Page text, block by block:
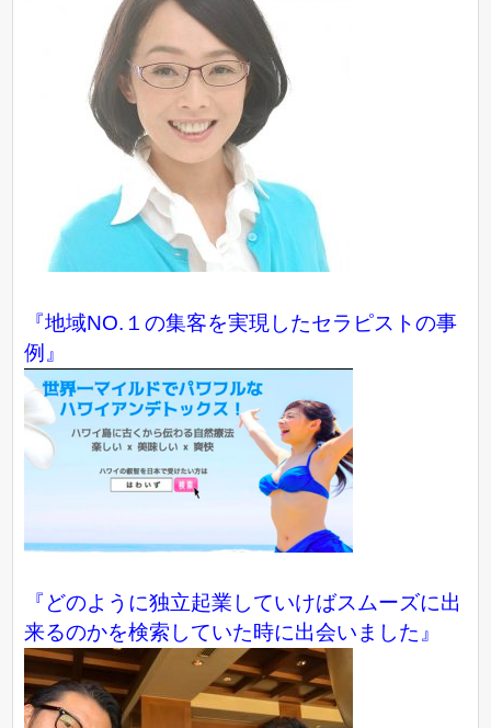
『地域NO.１の集客を実現したセラピストの事
例』
『どのように独立起業していけばスムーズに出
来るのかを検索していた時に出会いました』